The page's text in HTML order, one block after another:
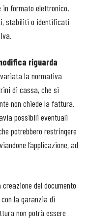
in formato elettronico.
stabiliti o identificati
riguarda
la normativa
di cassa, che si
non chiede la fattura.
possibili eventuali
potrebbero restringere
l’applicazione, ad
del documento
la garanzia di
non potrà essere